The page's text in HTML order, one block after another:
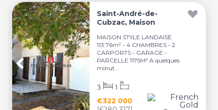
Saint-André-de-
Cubzac, Maison
MAISON STYLE LANDAISE
113.76m² - 4 CHAMBRES - 2
CARPORTS - GARAGE -
PARCELLE 1175M² A quelques
minut...
€322 000
3 1